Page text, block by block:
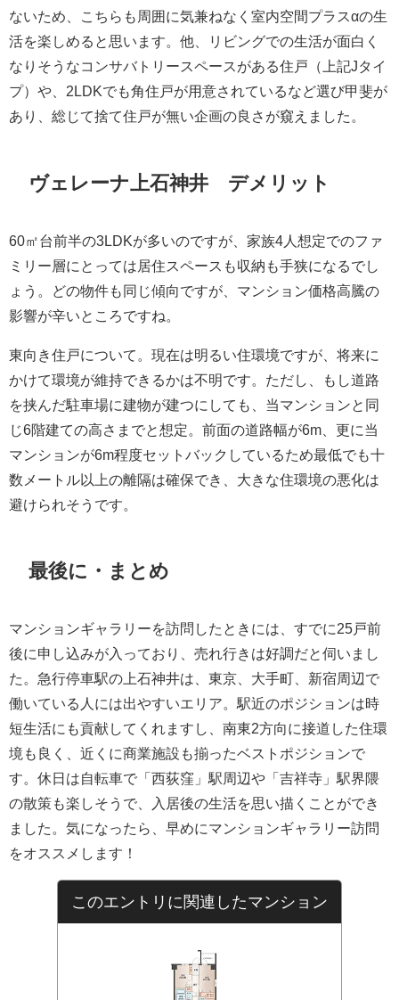
ないため、こちらも周囲に気兼ねなく室内空間プラスαの生
活を楽しめると思います。他、リビングでの生活が面白く
なりそうなコンサバトリースペースがある住戸（上記Jタイ
プ）や、2LDKでも角住戸が用意されているなど選び甲斐が
あり、総じて捨て住戸が無い企画の良さが窺えました。
ヴェレーナ上石神井 デメリット
60㎡台前半の3LDKが多いのですが、家族4人想定でのファ
ミリー層にとっては居住スペースも収納も手狭になるでし
ょう。どの物件も同じ傾向ですが、マンション価格高騰の
影響が辛いところですね。
東向き住戸について。現在は明るい住環境ですが、将来に
かけて環境が維持できるかは不明です。ただし、もし道路
を挟んだ駐車場に建物が建つにしても、当マンションと同
じ6階建ての高さまでと想定。前面の道路幅が6m、更に当
マンションが6m程度セットバックしているため最低でも十
数メートル以上の離隔は確保でき、大きな住環境の悪化は
避けられそうです。
最後に・まとめ
マンションギャラリーを訪問したときには、すでに25戸前
後に申し込みが入っており、売れ行きは好調だと伺いまし
た。急行停車駅の上石神井は、東京、大手町、新宿周辺で
働いている人には出やすいエリア。駅近のポジションは時
短生活にも貢献してくれますし、南東2方向に接道した住環
境も良く、近くに商業施設も揃ったベストポジションで
す。休日は自転車で「西荻窪」駅周辺や「吉祥寺」駅界隈
の散策も楽しそうで、入居後の生活を思い描くことができ
ました。気になったら、早めにマンションギャラリー訪問
をオススメします！